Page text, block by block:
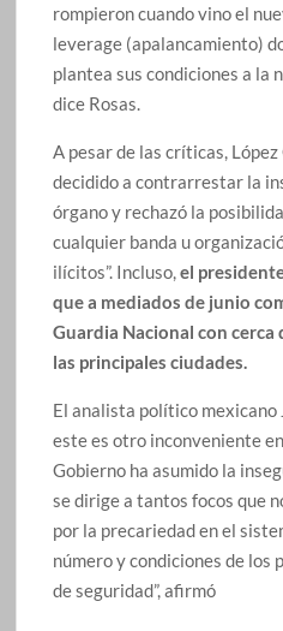
rompieron cuando vino el
leverage (apalancamiento)
plantea sus condiciones a la
dice Rosas.
A pesar de las críticas,
decidido a contrarrestar la
órgano y rechazó la
cualquier banda u
ilícitos”. Incluso,el
que a mediados de junio
Guardia Nacional con cerca
las principales ciudades.
El analista político mexicano
este es otro inconveniente
Gobierno ha asumido la
se dirige a tantos focos que
por la precariedad en el
número y condiciones de los
de seguridad”, afirmó